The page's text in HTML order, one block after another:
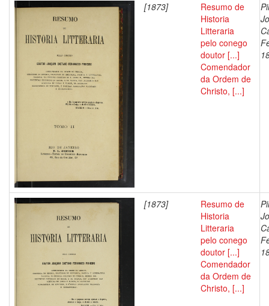
[1873]
Resumo de
Historia
Litteraria
pelo conego
doutor [...]
Comendador
da Ordem de
Christo, [...]
[1873]
Resumo de
Historia
Litteraria
pelo conego
doutor [...]
Comendador
da Ordem de
Christo, [...]